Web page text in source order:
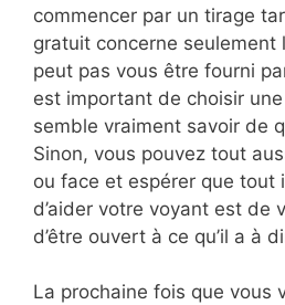
commencer par un tirage
gratuit concerne seulement
peut pas vous être fourni
est important de choisir
semble vraiment savoir de
Sinon, vous pouvez tout
ou face et espérer que tout
d’aider votre voyant est de
d’être ouvert à ce qu’il a à
La prochaine fois que vous